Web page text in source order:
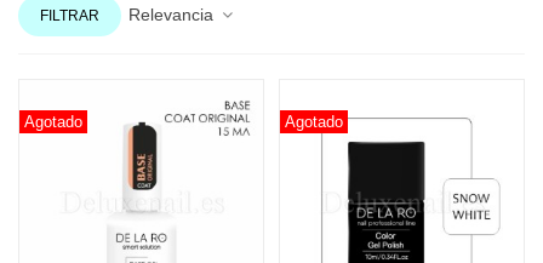
FILTRAR Relevancia
Agotado Agotado